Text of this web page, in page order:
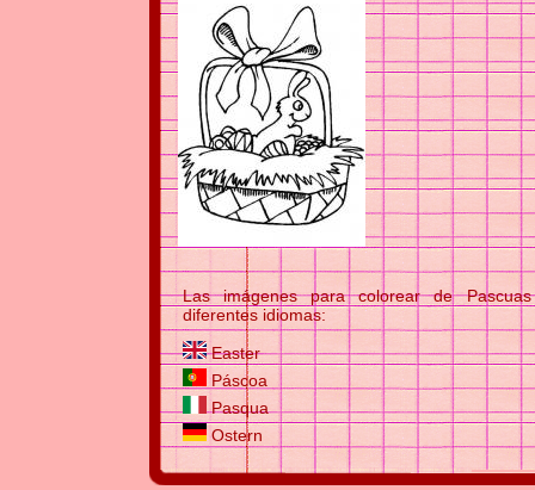
Las imágenes para colorear de
diferentes idiomas:
Easter
Páscoa
Pasqua
Ostern